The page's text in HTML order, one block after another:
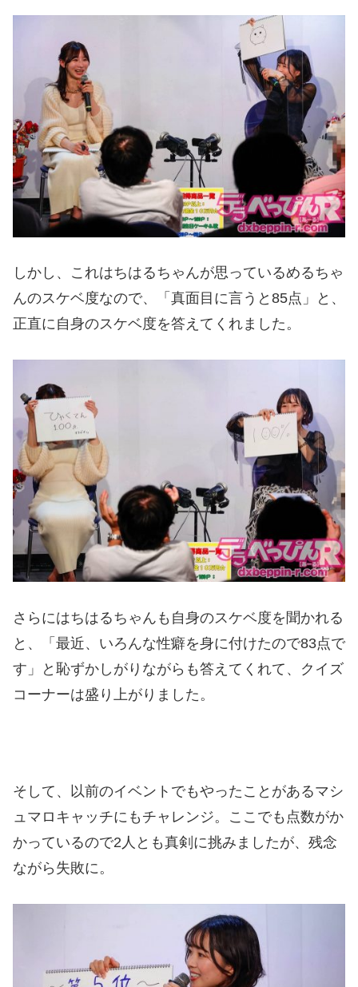
しかし、これはちはるちゃんが思っているめるちゃ
んのスケベ度なので、「真面目に言うと85点」と、
正直に自身のスケベ度を答えてくれました。
さらにはちはるちゃんも自身のスケベ度を聞かれる
と、「最近、いろんな性癖を身に付けたので83点で
す」と恥ずかしがりながらも答えてくれて、クイズ
コーナーは盛り上がりました。
そして、以前のイベントでもやったことがあるマシ
ュマロキャッチにもチャレンジ。ここでも点数がか
かっているので2人とも真剣に挑みましたが、残念
ながら失敗に。